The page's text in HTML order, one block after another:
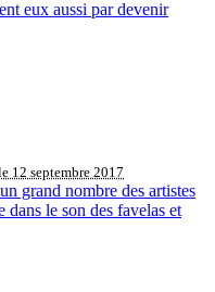
eux aussi par devenir
12 septembre 2017
grand nombre des artistes
le son des favelas et